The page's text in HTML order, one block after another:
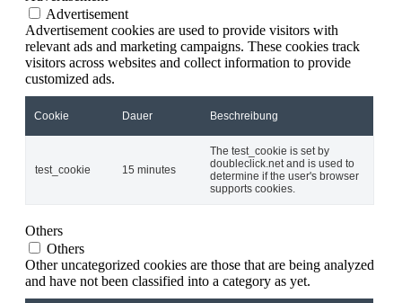
Advertisement
Advertisement cookies are used to provide visitors with
relevant ads and marketing campaigns. These cookies track
visitors across websites and collect information to provide
customized ads.
Cookie Dauer Beschreibung
test_cookie 15 minutes
The test_cookie is set by
doubleclick.net and is used to
determine if the user's browser
supports cookies.
Others
Others
Other uncategorized cookies are those that are being analyzed
and have not been classified into a category as yet.